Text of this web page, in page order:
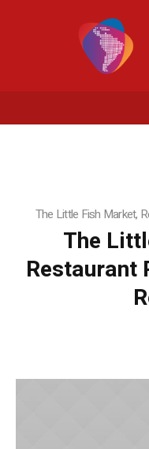
The Little Fish Market,
The
Restaurant